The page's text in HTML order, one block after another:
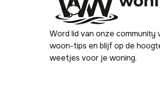
Word lid van onze community
woon-tips en blijf op de
weetjes voor je woning.